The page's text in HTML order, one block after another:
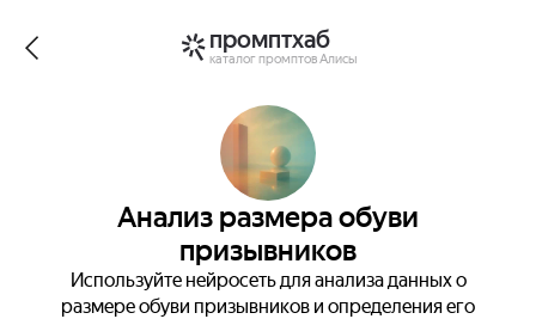
промптхаб
каталог промптов Алисы
Анализ размера обуви
призывников
Используйте нейросеть для анализа данных о
размере обуви призывников и определения его